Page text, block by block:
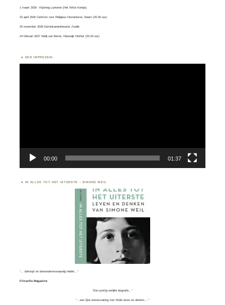
1 maart 2026Vrijzinnig Lunteren (Het Witte Kerkje).
23 april 2026 Centrum voor Religieus Humanisme, Baarn (20.00 uur)
25 november 2026 Dominicanenklooster Zwolle
24 februari 2027 Abdij van Berne, Heeswijk Dinther (20.00 uur)
EEN IMPRESSIE:
Videospeler
00:00 01:37
IN ALLES TOT HET UITERSTE – SIMONE WEIL
“… beknopt en bewonderenswaardig helder…”
Filosofie Magazine
“Een prettig eerlijke biografie…”
“…een fijne kennismaking met Weils leven en denken….”